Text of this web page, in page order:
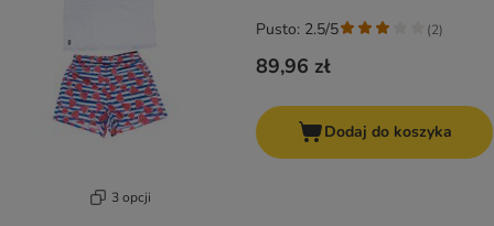
3 opcji
89,96 zł
Pusto: 2.5/5 (2)
Dodaj do koszyka